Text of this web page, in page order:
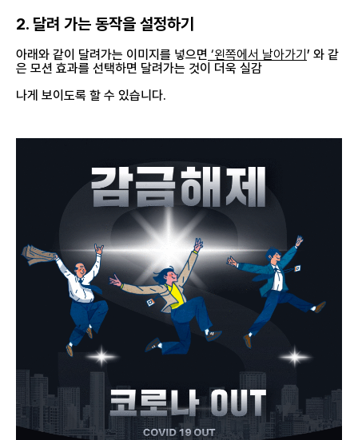
2. 달려 가는 동작을 설정하기
아래와 같이 달려가는 이미지를 넣으면 ‘왼쪽에서 날아가기’ 와 같
은 모션 효과를 선택하면 달려가는 것이 더욱 실감
나게 보이도록 할 수 있습니다.